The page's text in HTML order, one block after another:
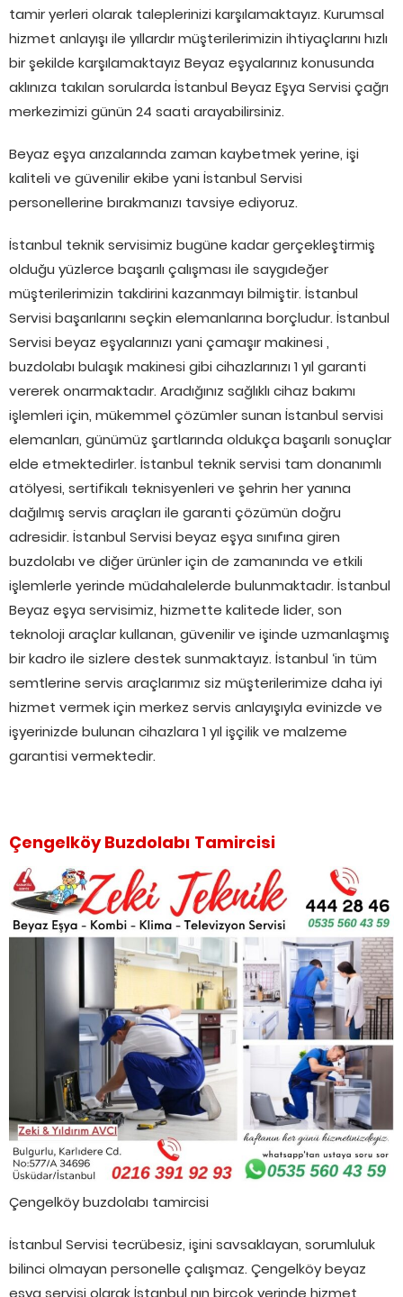
tamir yerleri olarak taleplerinizi karşılamaktayız. Kurumsal
hizmet anlayışı ile yıllardır müşterilerimizin ihtiyaçlarını hızlı
bir şekilde karşılamaktayız Beyaz eşyalarınız konusunda
aklınıza takılan sorularda İstanbul Beyaz Eşya Servisi çağrı
merkezimizi günün 24 saati arayabilirsiniz.
Beyaz eşya arızalarında zaman kaybetmek yerine, işi
kaliteli ve güvenilir ekibe yani İstanbul Servisi
personellerine bırakmanızı tavsiye ediyoruz.
İstanbul teknik servisimiz bugüne kadar gerçekleştirmiş
olduğu yüzlerce başarılı çalışması ile saygıdeğer
müşterilerimizin takdirini kazanmayı bilmiştir. İstanbul
Servisi başarılarını seçkin elemanlarına borçludur. İstanbul
Servisi beyaz eşyalarınızı yani çamaşır makinesi ,
buzdolabı bulaşık makinesi gibi cihazlarınızı 1 yıl garanti
vererek onarmaktadır. Aradığınız sağlıklı cihaz bakımı
işlemleri için, mükemmel çözümler sunan İstanbul servisi
elemanları, günümüz şartlarında oldukça başarılı sonuçlar
elde etmektedirler. İstanbul teknik servisi tam donanımlı
atölyesi, sertifikalı teknisyenleri ve şehrin her yanına
dağılmış servis araçları ile garanti çözümün doğru
adresidir. İstanbul Servisi beyaz eşya sınıfına giren
buzdolabı ve diğer ürünler için de zamanında ve etkili
işlemlerle yerinde müdahalelerde bulunmaktadır. İstanbul
Beyaz eşya servisimiz, hizmette kalitede lider, son
teknoloji araçlar kullanan, güvenilir ve işinde uzmanlaşmış
bir kadro ile sizlere destek sunmaktayız. İstanbul ‘in tüm
semtlerine servis araçlarımız siz müşterilerimize daha iyi
hizmet vermek için merkez servis anlayışıyla evinizde ve
işyerinizde bulunan cihazlara 1 yıl işçilik ve malzeme
garantisi vermektedir.
Çengelköy Buzdolabı Tamircisi
Çengelköy buzdolabı tamircisi
İstanbul Servisi tecrübesiz, işini savsaklayan, sorumluluk
bilinci olmayan personelle çalışmaz. Çengelköy beyaz
eşya servisi olarak İstanbul nın birçok yerinde hizmet